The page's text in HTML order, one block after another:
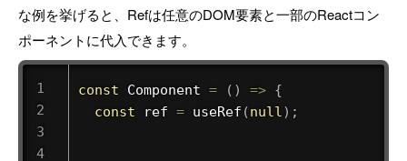
な例を挙げると、Refは任意のDOM要素と一部のReactコン
ポーネントに代入できます。
const Component = ( ) => {
const ref = useRef (null) ;